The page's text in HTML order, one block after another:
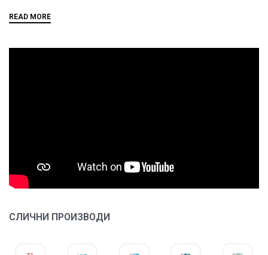
против другите. Победник е оној кој што ќе има најголемо
флексибилно размислување
СЛИЧНИ ПРОИЗВОДИ